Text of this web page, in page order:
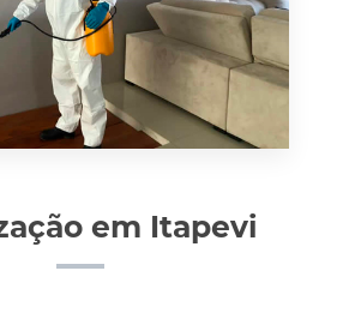
em Itapevi